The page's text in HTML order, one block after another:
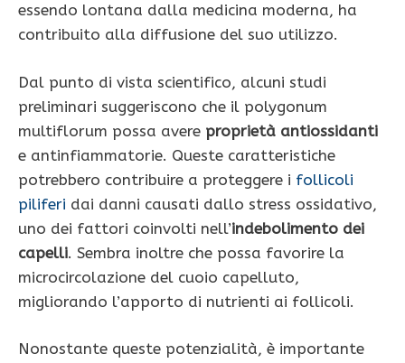
essendo lontana dalla medicina moderna, ha
contribuito alla diffusione del suo utilizzo.
Dal punto di vista scientifico, alcuni studi
preliminari suggeriscono che il polygonum
multiflorum possa avere proprietà antiossidanti
e antinfiammatorie. Queste caratteristiche
potrebbero contribuire a proteggere i follicoli
piliferi dai danni causati dallo stress ossidativo,
uno dei fattori coinvolti nell’indebolimento dei
capelli. Sembra inoltre che possa favorire la
microcircolazione del cuoio capelluto,
migliorando l’apporto di nutrienti ai follicoli.
Nonostante queste potenzialità, è importante